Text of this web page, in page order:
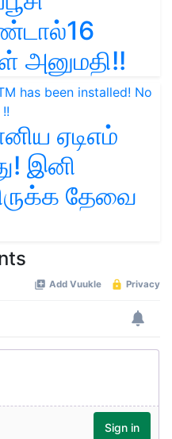
அனுமதி!!
ஏடிஎம்
இனி
தேவை